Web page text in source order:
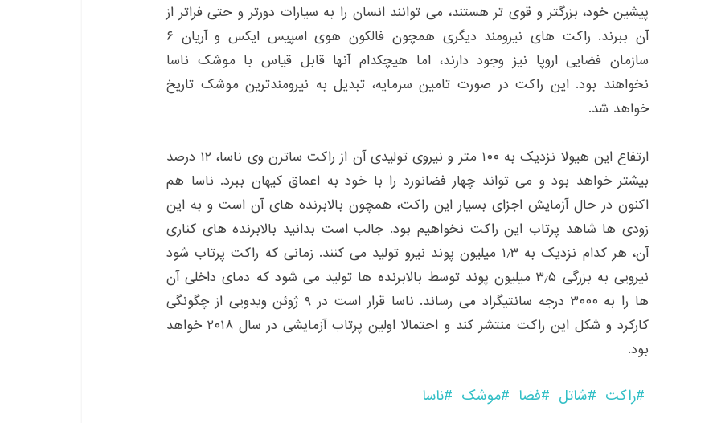
پیشین خود، بزرگتر و قوی تر هستند، می توانند انسان را به سیارات دورتر و حتی فراتر از
آن ببرند. راکت های نیرومند دیگری همچون فالکون هوی اسپیس ایکس و آریان ۶
سازمان فضایی اروپا نیز وجود دارند، اما هیچکدام آنها قابل قیاس با موشک ناسا
نخواهند بود. این راکت در صورت تامین سرمایه، تبدیل به نیرومندترین موشک تاریخ
خواهد شد.
ارتفاع این هیولا نزدیک به ۱۰۰ متر و نیروی تولیدی آن از راکت ساترن وی ناسا، ۱۲ درصد
بیشتر خواهد بود و می تواند چهار فضانورد را با خود به اعماق کیهان ببرد. ناسا هم
اکنون در حال آزمایش اجزای بسیار این راکت، همچون بالابرنده های آن است و به این
زودی ها شاهد پرتاب این راکت نخواهیم بود. جالب است بدانید بالابرنده های کناری
آن، هر کدام نزدیک به ۱٫۳ میلیون پوند نیرو تولید می کنند. زمانی که راکت پرتاب شود
نیرویی به بزرگی ۳٫۵ میلیون پوند توسط بالابرنده ها تولید می شود که دمای داخلی آن
ها را به ۳۰۰۰ درجه سانتیگراد می رساند. ناسا قرار است در ۹ ژوئن ویدویی از چگونگی
کارکرد و شکل این راکت منتشر کند و احتمالا اولین پرتاب آزمایشی در سال ۲۰۱۸ خواهد
بود.
راکت شاتل فضا موشک ناسا